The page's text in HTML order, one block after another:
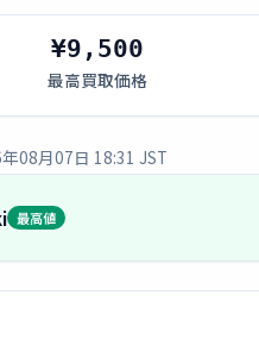
¥9,500
最高買取価格
08月07日 18:31 JST
最高値